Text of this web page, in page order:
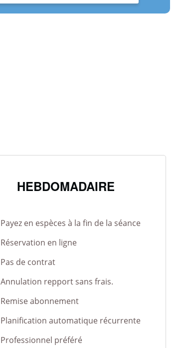
HEBDOMADAIRE
Payez en espèces à la fin de la séance
Réservation en ligne
Pas de contrat
Annulation repport sans frais.
Remise abonnement
Planification automatique récurrente
Professionnel préféré